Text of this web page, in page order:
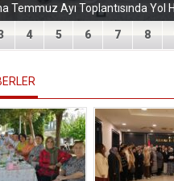
4 5 6 7 8